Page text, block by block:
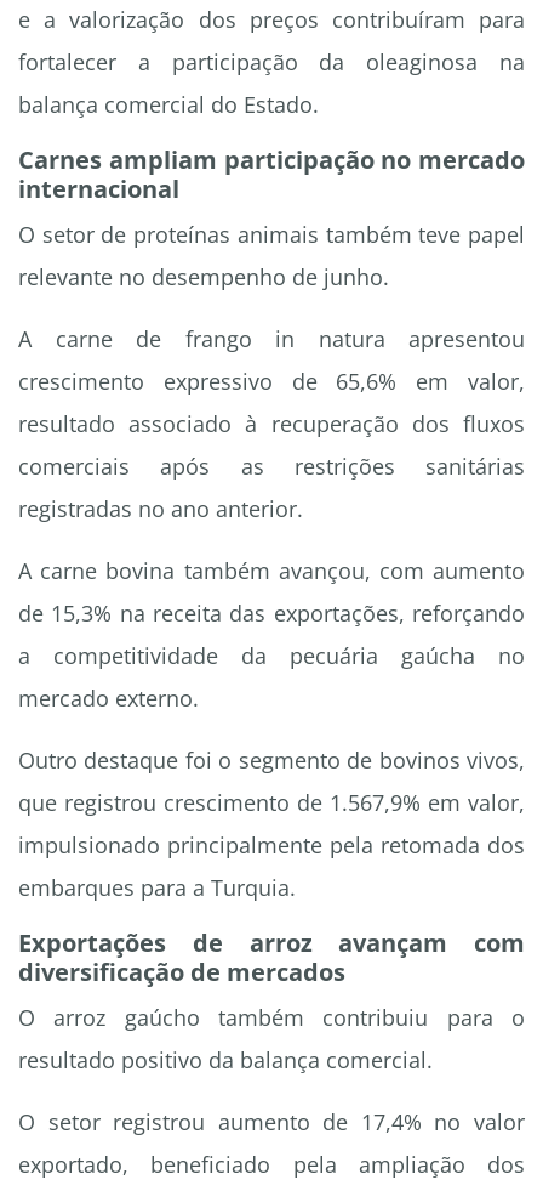
e a valorização dos preços contribuíram para
fortalecer a participação da oleaginosa na
balança comercial do Estado.
Carnes ampliam participação no mercado
internacional
O setor de proteínas animais também teve papel
relevante no desempenho de junho.
A carne de frango in natura apresentou
crescimento expressivo de 65,6% em valor,
resultado associado à recuperação dos fluxos
comerciais após as restrições sanitárias
registradas no ano anterior.
A carne bovina também avançou, com aumento
de 15,3% na receita das exportações, reforçando
a competitividade da pecuária gaúcha no
mercado externo.
Outro destaque foi o segmento de bovinos vivos,
que registrou crescimento de 1.567,9% em valor,
impulsionado principalmente pela retomada dos
embarques para a Turquia.
Exportações de arroz avançam com
diversificação de mercados
O arroz gaúcho também contribuiu para o
resultado positivo da balança comercial.
O setor registrou aumento de 17,4% no valor
exportado, beneficiado pela ampliação dos